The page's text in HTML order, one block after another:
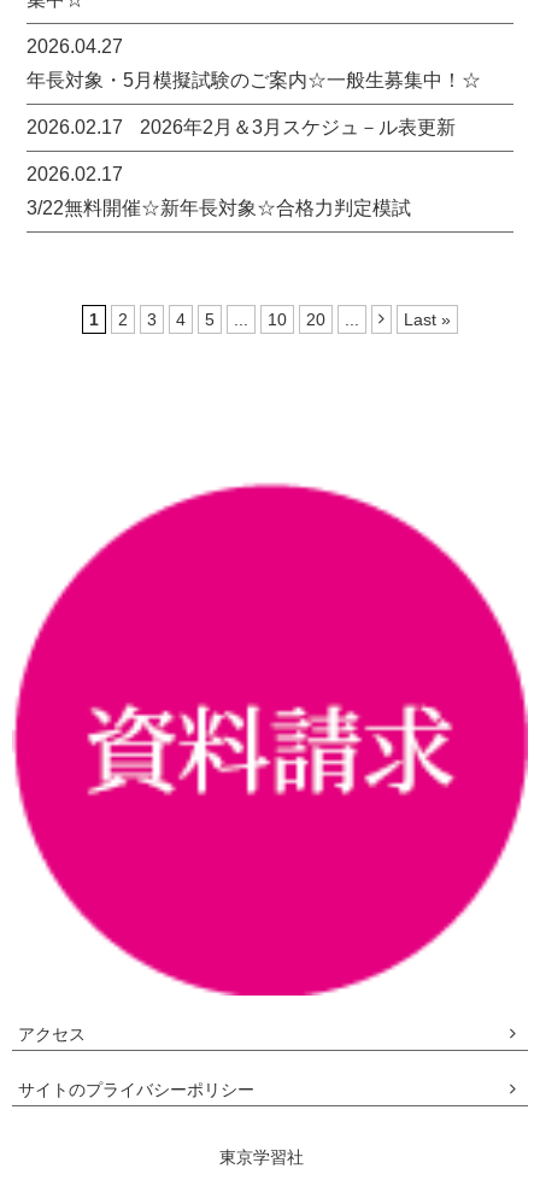
2026.04.27
年長対象・5月模擬試験のご案内☆一般生募集中！☆
2026.02.17 2026年2月＆3月スケジュ－ル表更新
2026.02.17
3/22無料開催☆新年長対象☆合格力判定模試
1 2 3 4 5 ... 10 20 ...  Last »
アクセス
サイトのプライバシーポリシー
東京学習社